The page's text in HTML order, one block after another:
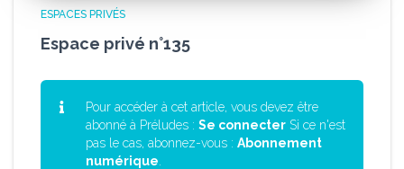
ESPACES PRIVÉS
Espace privé n°135
Pour accéder à cet article, vous devez être
abonné à Préludes : Se connecter Si ce n'est
pas le cas, abonnez-vous : Abonnement
numérique